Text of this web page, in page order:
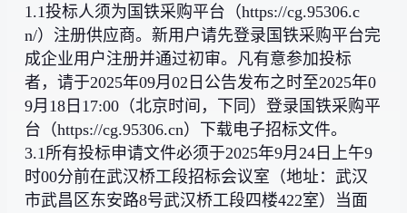
1.1投标人须为国铁采购平台（https://cg.95306.c
n/）注册供应商。新用户请先登录国铁采购平台完
成企业用户注册并通过初审。凡有意参加投标
者，请于2025年09月02日公告发布之时至2025年0
9月18日17:00（北京时间，下同）登录国铁采购平
台（https://cg.95306.cn）下载电子招标文件。
3.1所有投标申请文件必须于2025年9月24日上午9
时00分前在武汉桥工段招标会议室（地址：武汉
市武昌区东安路8号武汉桥工段四楼422室）当面